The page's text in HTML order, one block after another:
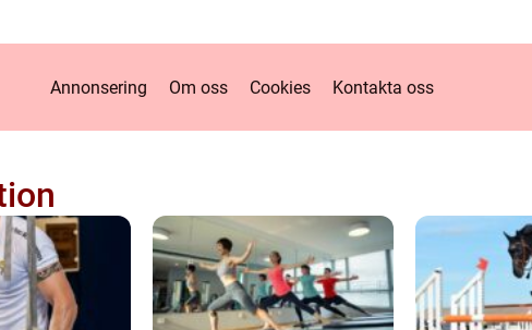
Annonsering Om oss Cookies Kontakta oss